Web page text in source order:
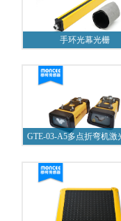
手环光幕光栅
GTE-03-A5多点折弯机激